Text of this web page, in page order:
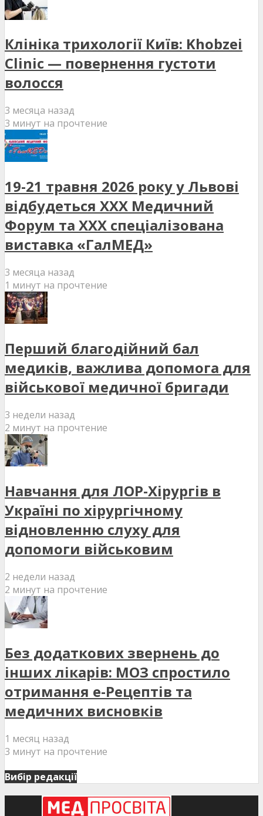
Клініка трихології Київ: Khobzei
Clinic — повернення густоти
волосся
3 месяца назад
3 минут на прочтение
19-21 травня 2026 року у Львові
відбудеться XXX Медичний
Форум та XXX спеціалізована
виставка «ГалМЕД»
3 месяца назад
1 минут на прочтение
Перший благодійний бал
медиків, важлива допомога для
військової медичної бригади
3 недели назад
2 минут на прочтение
Навчання для ЛОР-Хірургів в
Україні по хірургічному
відновленню слуху для
допомоги військовим
2 недели назад
2 минут на прочтение
Без додаткових звернень до
інших лікарів: МОЗ спростило
отримання е-Рецептів та
медичних висновків
1 месяц назад
3 минут на прочтение
Вибір редакції